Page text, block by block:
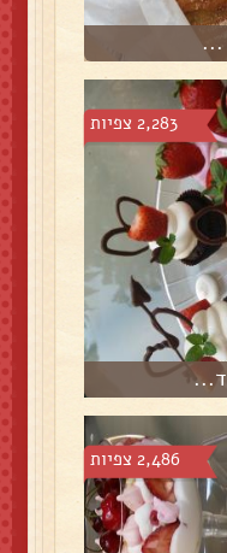
...
2,283 צפיות
2,486 צפיות